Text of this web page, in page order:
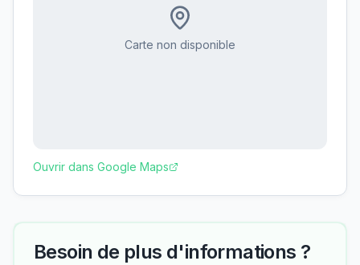
Carte non disponible
Ouvrir dans Google Maps
Besoin de plus d'informations ?